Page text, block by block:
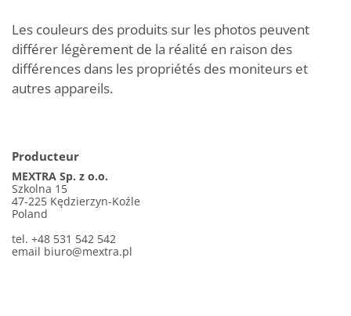
Les couleurs des produits sur les photos peuvent
différer légèrement de la réalité en raison des
différences dans les propriétés des moniteurs et
autres appareils.
Producteur
MEXTRA Sp. z o.o.
Szkolna 15
47-225 Kędzierzyn-Koźle
Poland
tel. +48 531 542 542
email biuro@mextra.pl